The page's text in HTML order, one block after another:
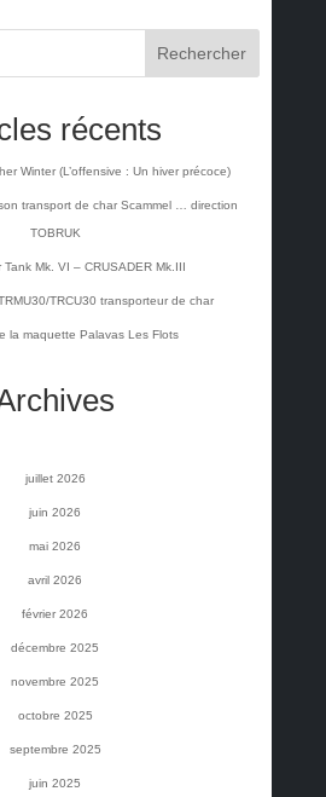
Rechercher
récents
Winter (L’offensive : Un hiver précoce)
transport de char Scammel … direction
TOBRUK
Tank Mk. VI – CRUSADER Mk.III
TRCU30 transporteur de char
la maquette Palavas Les Flots
juillet 2026
juin 2026
mai 2026
avril 2026
février 2026
décembre 2025
novembre 2025
octobre 2025
septembre 2025
juin 2025